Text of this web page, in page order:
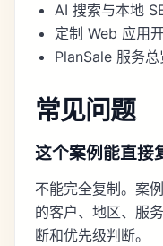
AI 搜索与本地
定制 Web 应用
PlanSale 服务总
常见问题
这个案例能直接
不能完全复制。案
的客户、地区、服
断和优先级判断。